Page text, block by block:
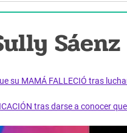
su MAMÁ FALLECIÓ tras
tras darse a conocer